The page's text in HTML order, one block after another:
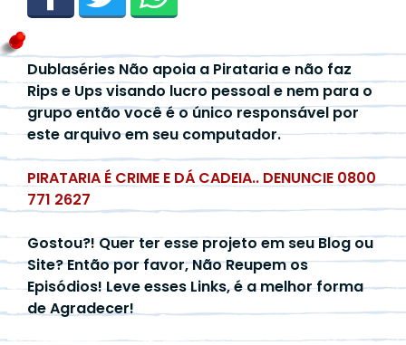
Dublaséries Não apoia a Pirataria e não faz
Rips e Ups visando lucro pessoal e nem para o
grupo então você é o único responsável por
este arquivo em seu computador.
PIRATARIA É CRIME E DÁ CADEIA.. DENUNCIE 0800
771 2627
Gostou?! Quer ter esse projeto em seu Blog ou
Site? Então por favor, Não Reupem os
Episódios! Leve esses Links, é a melhor forma
de Agradecer!